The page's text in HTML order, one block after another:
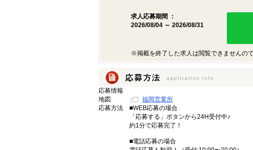
求人応募期間 ：
2026/08/04 ～ 2026/08/31
※掲載を終了した求人は閲覧できませんの
応募情報
地図
福岡営業所
応募方法
■WEB応募の場合
「応募する」ボタンから24H受付中♪
約1分で応募完了！
■電話応募の場合